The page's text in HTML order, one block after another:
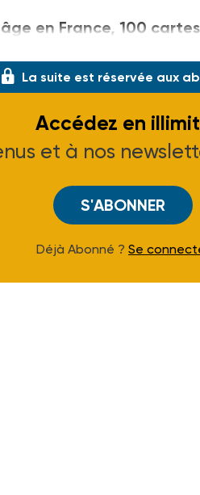
en France, 100
La suite est réservée aux
Accédez en
et à nos
S'ABONNER
Déjà Abonné ? Se